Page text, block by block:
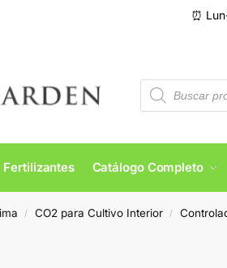
⏰
Fertilizantes Catálogo Completo
/ CO2 para Cultivo Interior /